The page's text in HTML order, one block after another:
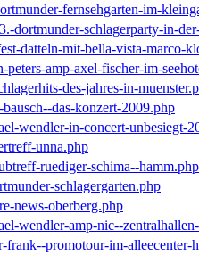
fernsehgarten-im-
dortmunder-schlagerparty-in-
datteln-mit-bella-vista-marco-
peters-amp-axel-fischer-im-
des-jahres-in-
das-konzert-2009.php
wendler-in-concert-unbesiegt-
unna.php
ruediger-schima--hamm.php
schlagergarten.php
news-oberberg.php
wendler-amp-nic--
frank--promotour-im-alleecenter-